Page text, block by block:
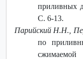
приливных
С. 6-13.
Парийский Н.Н.,
по